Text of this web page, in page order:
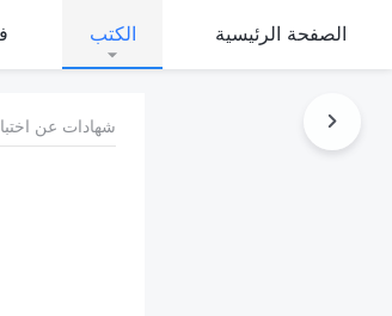
الصفحة الرئيسية الكتب
شهادات عن